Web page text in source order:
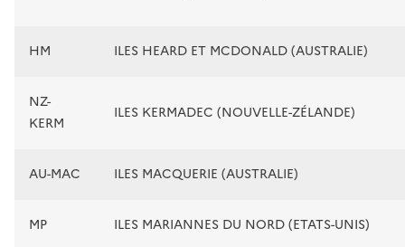
HM ILES HEARD ET MCDONALD (AUSTRALIE)
NZ-
KERM
ILES KERMADEC (NOUVELLE-ZÉLANDE)
AU-MAC ILES MACQUERIE (AUSTRALIE)
MP ILES MARIANNES DU NORD (ETATS-UNIS)